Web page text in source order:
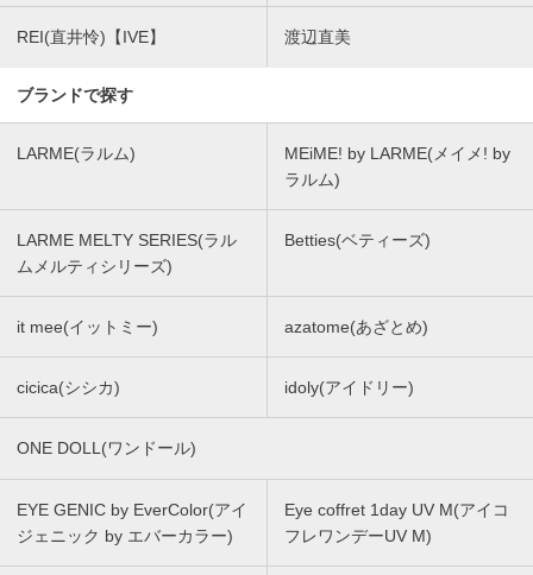
REI(直井怜)【IVE】 渡辺直美
ブランドで探す
LARME(ラルム)
MEiME! by LARME(メイメ! by
ラルム)
LARME MELTY SERIES(ラル
ムメルティシリーズ)
Betties(ベティーズ)
it mee(イットミー) azatome(あざとめ)
cicica(シシカ) idoly(アイドリー)
ONE DOLL(ワンドール)
EYE GENIC by EverColor(アイ
ジェニック by エバーカラー)
Eye coffret 1day UV M(アイコ
フレワンデーUV M)